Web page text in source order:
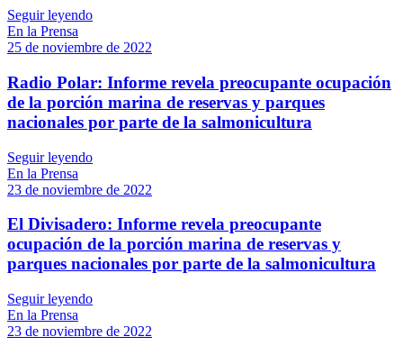
Seguir leyendo
En la Prensa
25 de noviembre de 2022
Radio Polar: Informe revela preocupante ocupación
de la porción marina de reservas y parques
nacionales por parte de la salmonicultura
Seguir leyendo
En la Prensa
23 de noviembre de 2022
El Divisadero: Informe revela preocupante
ocupación de la porción marina de reservas y
parques nacionales por parte de la salmonicultura
Seguir leyendo
En la Prensa
23 de noviembre de 2022